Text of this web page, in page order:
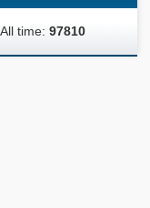
All time: 97810